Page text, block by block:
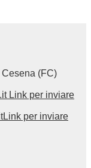
(FC)
Link per inviare
Link per inviare